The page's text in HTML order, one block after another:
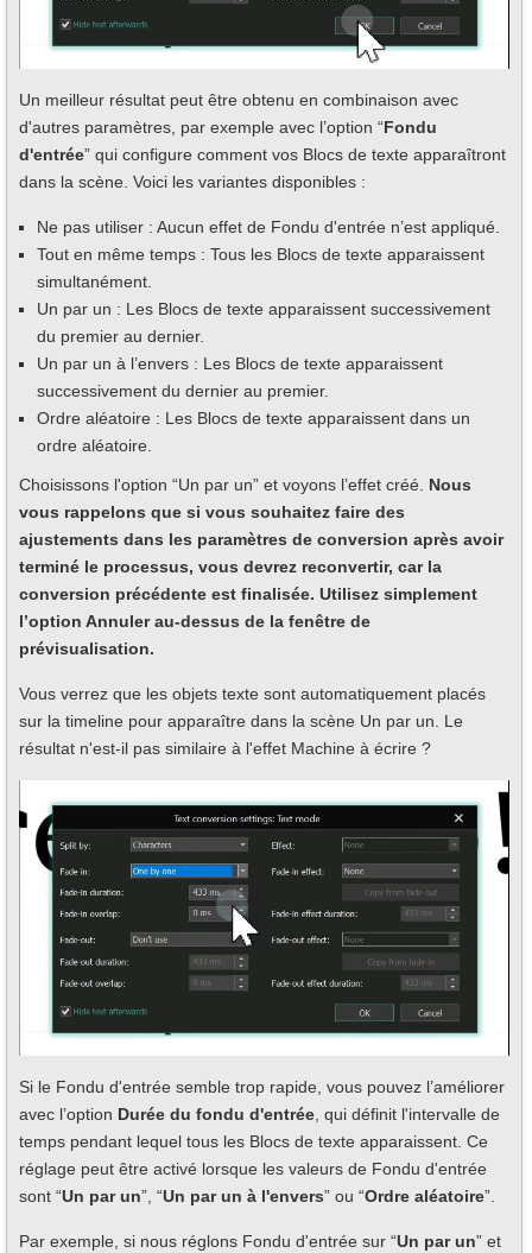
Un meilleur résultat peut être obtenu en combinaison avec
d'autres paramètres, par exemple avec l’option “Fondu
d'entrée” qui configure comment vos Blocs de texte apparaîtront
dans la scène. Voici les variantes disponibles :
Ne pas utiliser : Aucun effet de Fondu d'entrée n’est appliqué.
Tout en même temps : Tous les Blocs de texte apparaissent
simultanément.
Un par un : Les Blocs de texte apparaissent successivement
du premier au dernier.
Un par un à l’envers : Les Blocs de texte apparaissent
successivement du dernier au premier.
Ordre aléatoire : Les Blocs de texte apparaissent dans un
ordre aléatoire.
Choisissons l'option “Un par un” et voyons l’effet créé. Nous
vous rappelons que si vous souhaitez faire des
ajustements dans les paramètres de conversion après avoir
terminé le processus, vous devrez reconvertir, car la
conversion précédente est finalisée. Utilisez simplement
l’option Annuler au-dessus de la fenêtre de
prévisualisation.
Vous verrez que les objets texte sont automatiquement placés
sur la timeline pour apparaître dans la scène Un par un. Le
résultat n'est-il pas similaire à l'effet Machine à écrire ?
Si le Fondu d'entrée semble trop rapide, vous pouvez l’améliorer
avec l’option Durée du fondu d'entrée, qui définit l'intervalle de
temps pendant lequel tous les Blocs de texte apparaissent. Ce
réglage peut être activé lorsque les valeurs de Fondu d'entrée
sont “Un par un”, “Un par un à l'envers” ou “Ordre aléatoire”.
Par exemple, si nous réglons Fondu d'entrée sur “Un par un” et